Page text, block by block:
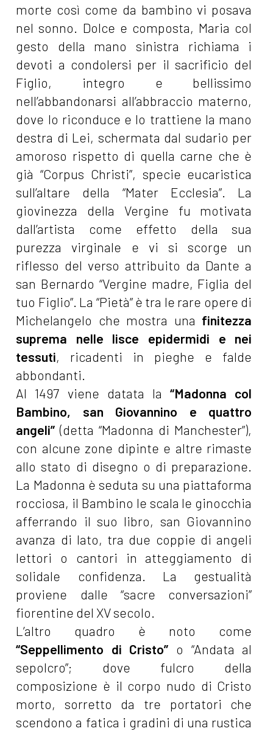
morte così come da bambino vi posava
nel sonno. Dolce e composta, Maria col
gesto della mano sinistra richiama i
devoti a condolersi per il sacrificio del
Figlio, integro e bellissimo
nell’abbandonarsi all’abbraccio materno,
dove lo riconduce e lo trattiene la mano
destra di Lei, schermata dal sudario per
amoroso rispetto di quella carne che è
già “Corpus Christi”, specie eucaristica
sull’altare della “Mater Ecclesia”. La
giovinezza della Vergine fu motivata
dall’artista come effetto della sua
purezza virginale e vi si scorge un
riflesso del verso attribuito da Dante a
san Bernardo “Vergine madre, Figlia del
tuo Figlio”. La “Pietà” è tra le rare opere di
Michelangelo che mostra una finitezza
suprema nelle lisce epidermidi e nei
tessuti, ricadenti in pieghe e falde
abbondanti.
Al 1497 viene datata la“Madonna col
Bambino, san Giovannino e quattro
angeli” (detta “Madonna di Manchester”),
con alcune zone dipinte e altre rimaste
allo stato di disegno o di preparazione.
La Madonna è seduta su una piattaforma
rocciosa, il Bambino le scala le ginocchia
afferrando il suo libro, san Giovannino
avanza di lato, tra due coppie di angeli
lettori o cantori in atteggiamento di
solidale confidenza. La gestualità
proviene dalle “sacre conversazioni”
fiorentine del XV secolo.
L’altro quadro è noto come
“Seppellimento di Cristo” o “Andata al
sepolcro”; dove fulcro della
composizione è il corpo nudo di Cristo
morto, sorretto da tre portatori che
scendono a fatica i gradini di una rustica